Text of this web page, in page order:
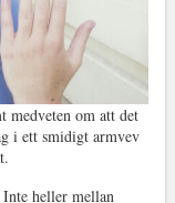
medveten om att det
i ett smidigt armvev
heller mellan